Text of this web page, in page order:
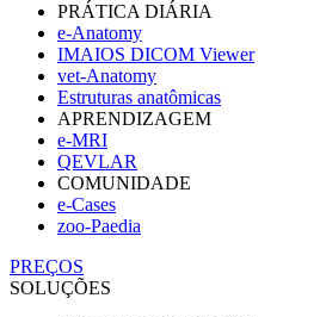
PRÁTICA DIÁRIA
e-Anatomy
IMAIOS DICOM Viewer
vet-Anatomy
Estruturas anatômicas
APRENDIZAGEM
e-MRI
QEVLAR
COMUNIDADE
e-Cases
zoo-Paedia
PREÇOS
SOLUÇÕES